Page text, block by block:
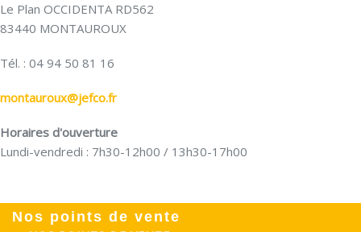
Le Plan OCCIDENTA RD562
83440 MONTAUROUX
Tél. : 04 94 50 81 16
montauroux@jefco.fr
Horaires d'ouverture
Lundi-vendredi : 7h30-12h00 / 13h30-17h00
Nos points de vente